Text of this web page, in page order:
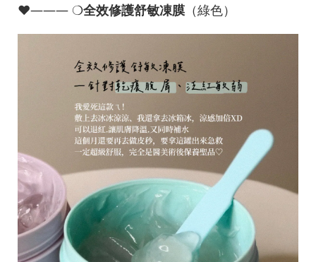
♥︎——— ❍全效修護舒敏凍膜 （綠色）